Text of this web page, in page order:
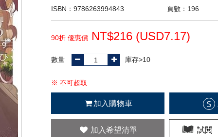
ISBN：9786263994843
頁數：196
90折 優惠價 NT$216 (USD7.17)
數量 庫存>10
※ 不可超取
加入購物車 $
加入希望清單 試閱